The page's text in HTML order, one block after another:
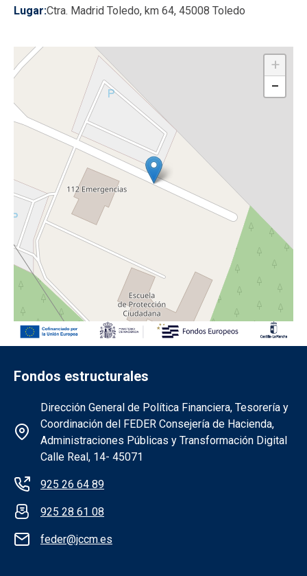
Lugar Ctra. Madrid Toledo, km 64, 45008 Toledo
+
−
Fondos estructurales
Información de la institución FEDER
Dirección General de Política Financiera, Tesorería y
Coordinación del FEDER Consejería de Hacienda,
Administraciones Públicas y Transformación Digital
Calle Real, 14- 45071
925 26 64 89
925 28 61 08
feder@jccm.es